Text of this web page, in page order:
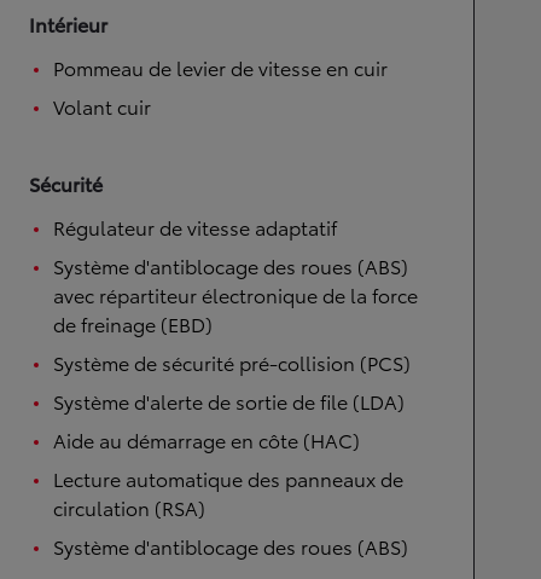
Intérieur
Pommeau de levier de vitesse en cuir
Volant cuir
Sécurité
Régulateur de vitesse adaptatif
Système d'antiblocage des roues (ABS)
avec répartiteur électronique de la force
de freinage (EBD)
Système de sécurité pré-collision (PCS)
Système d'alerte de sortie de file (LDA)
Aide au démarrage en côte (HAC)
Lecture automatique des panneaux de
circulation (RSA)
Système d'antiblocage des roues (ABS)